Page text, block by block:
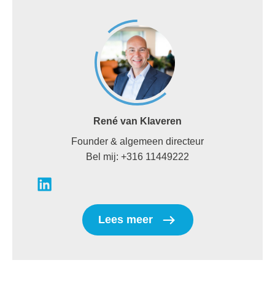
René van Klaveren
Founder & algemeen directeur
Bel mij: +316 11449222
Lees meer